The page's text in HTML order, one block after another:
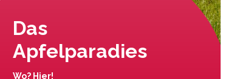
Das
Apfelparadies
Wo? Hier!